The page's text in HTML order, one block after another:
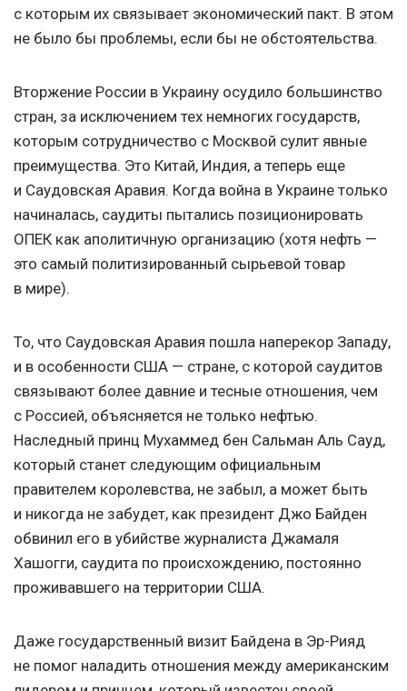
с которым их связывает экономический пакт. В этом
не было бы проблемы, если бы не обстоятельства.
Вторжение России в Украину осудило большинство
стран, за исключением тех немногих государств,
которым сотрудничество с Москвой сулит явные
преимущества. Это Китай, Индия, а теперь еще
и Саудовская Аравия. Когда война в Украине только
начиналась, саудиты пытались позиционировать
ОПЕК как аполитичную организацию (хотя нефть —
это самый политизированный сырьевой товар
в мире).
То, что Саудовская Аравия пошла наперекор Западу,
и в особенности США — стране, с которой саудитов
связывают более давние и тесные отношения, чем
с Россией, объясняется не только нефтью.
Наследный принц Мухаммед бен Сальман Аль Сауд,
который станет следующим официальным
правителем королевства, не забыл, а может быть
и никогда не забудет, как президент Джо Байден
обвинил его в убийстве журналиста Джамаля
Хашогги, саудита по происхождению, постоянно
проживавшего на территории США.
Даже государственный визит Байдена в Эр-Рияд
не помог наладить отношения между американским